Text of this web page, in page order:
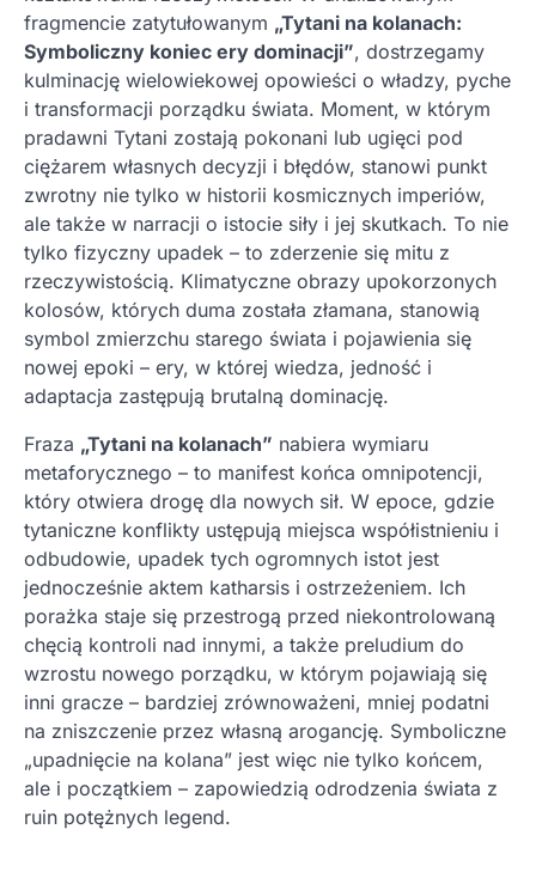
fragmencie zatytułowanym „Tytani na kolanach:
Symboliczny koniec ery dominacji”, dostrzegamy
kulminację wielowiekowej opowieści o władzy, pyche
i transformacji porządku świata. Moment, w którym
pradawni Tytani zostają pokonani lub ugięci pod
ciężarem własnych decyzji i błędów, stanowi punkt
zwrotny nie tylko w historii kosmicznych imperiów,
ale także w narracji o istocie siły i jej skutkach. To nie
tylko fizyczny upadek – to zderzenie się mitu z
rzeczywistością. Klimatyczne obrazy upokorzonych
kolosów, których duma została złamana, stanowią
symbol zmierzchu starego świata i pojawienia się
nowej epoki – ery, w której wiedza, jedność i
adaptacja zastępują brutalną dominację.
Fraza „Tytani na kolanach” nabiera wymiaru
metaforycznego – to manifest końca omnipotencji,
który otwiera drogę dla nowych sił. W epoce, gdzie
tytaniczne konflikty ustępują miejsca współistnieniu i
odbudowie, upadek tych ogromnych istot jest
jednocześnie aktem katharsis i ostrzeżeniem. Ich
porażka staje się przestrogą przed niekontrolowaną
chęcią kontroli nad innymi, a także preludium do
wzrostu nowego porządku, w którym pojawiają się
inni gracze – bardziej zrównoważeni, mniej podatni
na zniszczenie przez własną arogancję. Symboliczne
„upadnięcie na kolana” jest więc nie tylko końcem,
ale i początkiem – zapowiedzią odrodzenia świata z
ruin potężnych legend.